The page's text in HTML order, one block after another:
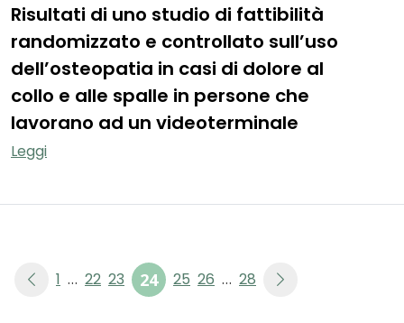
Risultati di uno studio di fattibilità
randomizzato e controllato sull’uso
dell’osteopatia in casi di dolore al
collo e alle spalle in persone che
lavorano ad un videoterminale
Leggi
1 … 22 23 24 25 26 … 28